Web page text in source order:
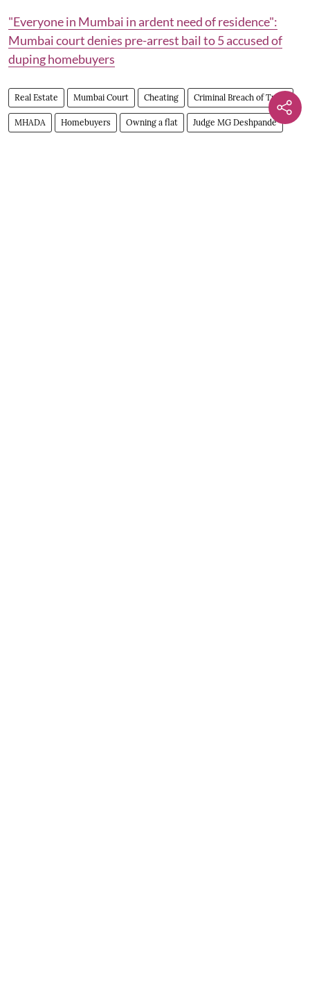
"Everyone in Mumbai in ardent need of residence":
Mumbai court denies pre-arrest bail to 5 accused of
duping homebuyers
Real Estate Mumbai Court Cheating Criminal Breach of Trust
MHADA Homebuyers Owning a flat Judge MG Deshpande